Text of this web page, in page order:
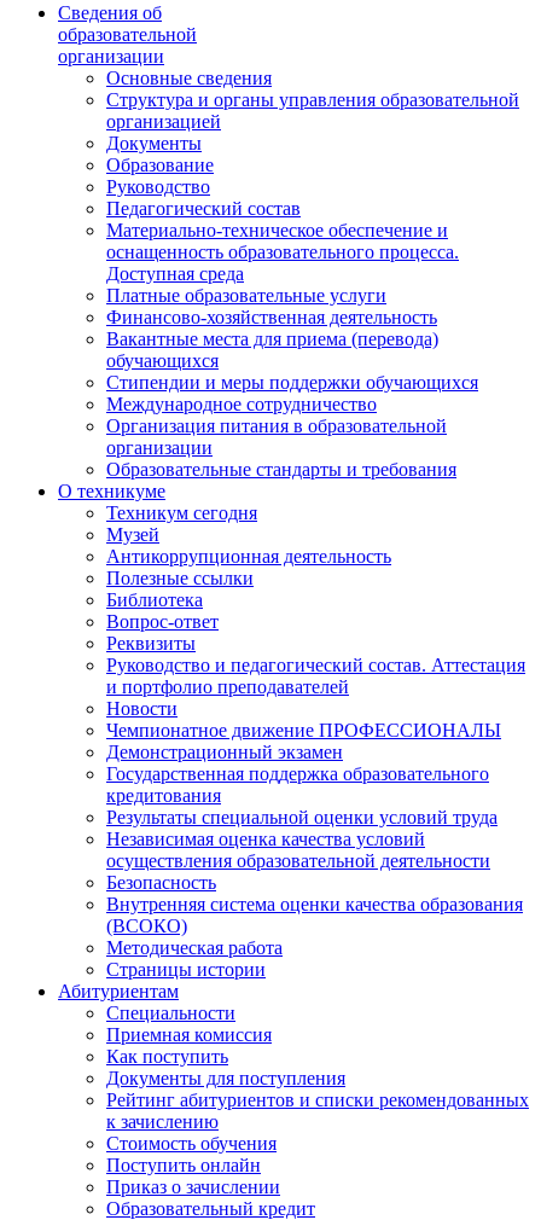
Сведения об
образовательной
организации
Основные сведения
Структура и органы управления образовательной
организацией
Документы
Образование
Руководство
Педагогический состав
Материально-техническое обеспечение и
оснащенность образовательного процесса.
Доступная среда
Платные образовательные услуги
Финансово-хозяйственная деятельность
Вакантные места для приема (перевода)
обучающихся
Стипендии и меры поддержки обучающихся
Международное сотрудничество
Организация питания в образовательной
организации
Образовательные стандарты и требования
О техникуме
Техникум сегодня
Музей
Антикоррупционная деятельность
Полезные ссылки
Библиотека
Вопрос-ответ
Реквизиты
Руководство и педагогический состав. Аттестация
и портфолио преподавателей
Новости
Чемпионатное движение ПРОФЕССИОНАЛЫ
Демонстрационный экзамен
Государственная поддержка образовательного
кредитования
Результаты специальной оценки условий труда
Независимая оценка качества условий
осуществления образовательной деятельности
Безопасность
Внутренняя система оценки качества образования
(ВСОКО)
Методическая работа
Страницы истории
Абитуриентам
Специальности
Приемная комиссия
Как поступить
Документы для поступления
Рейтинг абитуриентов и списки рекомендованных
к зачислению
Стоимость обучения
Поступить онлайн
Приказ о зачислении
Образовательный кредит